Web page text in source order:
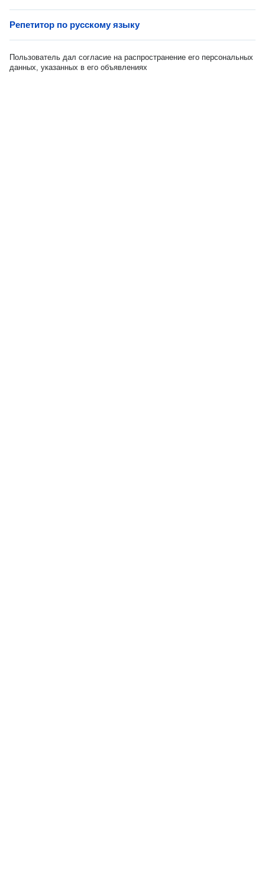
Репетитор по русскому языку
Пользователь дал согласие на распространение его персональных
данных, указанных в его объявлениях